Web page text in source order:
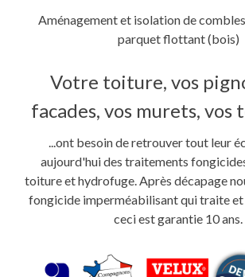
Aménagement et isolation de
parquet flottant (bois)
Votre toiture, vos
facades, vos murets, vos
...ont besoin de retrouver tout leur
aujourd'hui des traitements
toiture et hydrofuge. Après décapage
fongicide imperméabilisant qui traite
ceci est garantie 10 ans.